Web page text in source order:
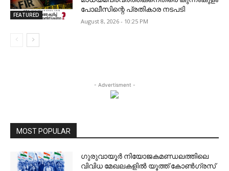
FEATURED
പോലീസിന്റെ പ്രതികാര നടപടി
August 8, 2026 - 10:25 PM
- Advertisment -
MOST POPULAR
ഗുരുവായൂർ നിയോജകമണ്ഡലത്തിലെ
വിവിധ മേഖലകളിൽ യൂത്ത് കോൺഗ്രസ്